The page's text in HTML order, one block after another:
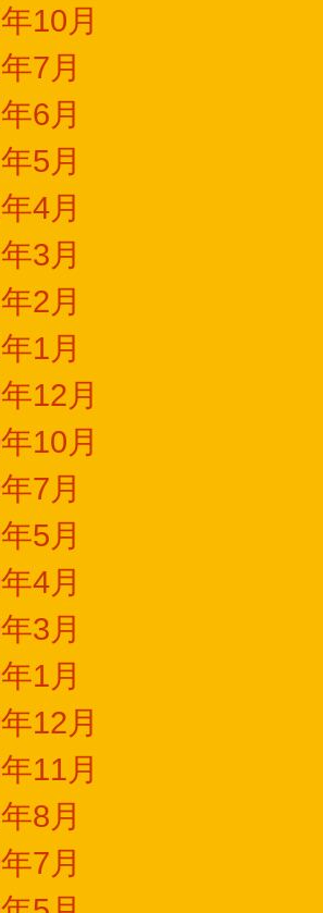
10月
7月
6月
5月
4月
3月
2月
1月
12月
10月
7月
5月
4月
3月
1月
12月
11月
8月
7月